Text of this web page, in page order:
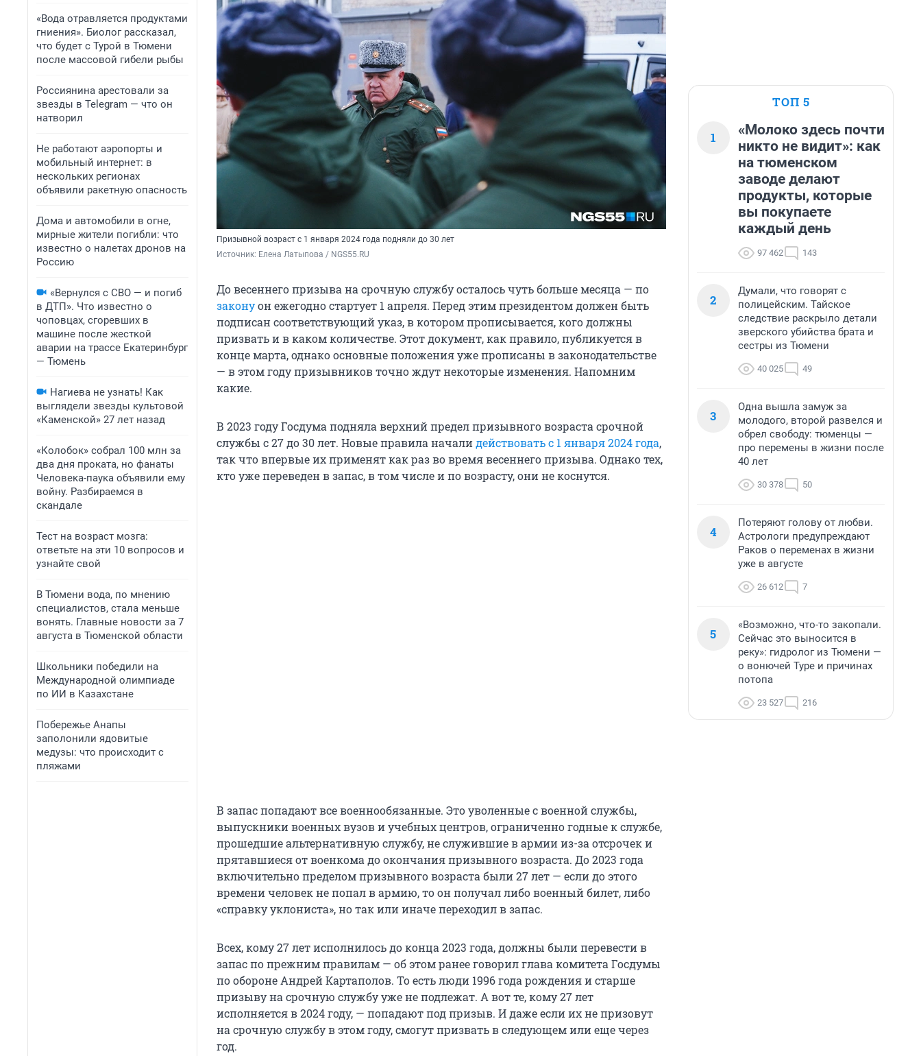
«Вода отравляется продуктами
гниения». Биолог рассказал,
что будет с Турой в Тюмени
после массовой гибели рыбы
Россиянина арестовали за
звезды в Telegram — что он
натворил
Не работают аэропорты и
мобильный интернет: в
нескольких регионах
объявили ракетную опасность
Дома и автомобили в огне,
мирные жители погибли: что
известно о налетах дронов на
Россию
«Вернулся с СВО — и погиб
в ДТП». Что известно о
чоповцах, сгоревших в
машине после жесткой
аварии на трассе Екатеринбург
— Тюмень
Нагиева не узнать! Как
выглядели звезды культовой
«Каменской» 27 лет назад
«Колобок» собрал 100 млн за
два дня проката, но фанаты
Человека-паука объявили ему
войну. Разбираемся в
скандале
Тест на возраст мозга:
ответьте на эти 10 вопросов и
узнайте свой
В Тюмени вода, по мнению
специалистов, стала меньше
вонять. Главные новости за 7
августа в Тюменской области
Школьники победили на
Международной олимпиаде
по ИИ в Казахстане
Побережье Анапы
заполонили ядовитые
медузы: что происходит с
пляжами
Призывной возраст с 1 января 2024 года подняли до 30 лет
Источник: Елена Латыпова / NGS55.RU
До весеннего призыва на срочную службу осталось чуть больше месяца — по
законуон ежегодно стартует 1 апреля. Перед этим президентом должен быть
подписан соответствующий указ, в котором прописывается, кого должны
призвать и в каком количестве. Этот документ, как правило, публикуется в
конце марта, однако основные положения уже прописаны в законодательстве
— в этом году призывников точно ждут некоторые изменения. Напомним
какие.
В 2023 году Госдума подняла верхний предел призывного возраста срочной
службы с 27 до 30 лет. Новые правила началидействовать с 1 января 2024 года,
так что впервые их применят как раз во время весеннего призыва. Однако тех,
кто уже переведен в запас, в том числе и по возрасту, они не коснутся.
В запас попадают все военнообязанные. Это уволенные с военной службы,
выпускники военных вузов и учебных центров, ограниченно годные к службе,
прошедшие альтернативную службу, не служившие в армии из-за отсрочек и
прятавшиеся от военкома до окончания призывного возраста. До 2023 года
включительно пределом призывного возраста были 27 лет — если до этого
времени человек не попал в армию, то он получал либо военный билет, либо
«справку уклониста», но так или иначе переходил в запас.
Всех, кому 27 лет исполнилось до конца 2023 года, должны были перевести в
запас по прежним правилам — об этом ранее говорил глава комитета Госдумы
по обороне Андрей Картаполов. То есть люди 1996 года рождения и старше
призыву на срочную службу уже не подлежат. А вот те, кому 27 лет
исполняется в 2024 году, — попадают под призыв. И даже если их не призовут
на срочную службу в этом году, смогут призвать в следующем или еще через
год.
ТОП 5
1
«Молоко здесь почти
никто не видит»: как
на тюменском
заводе делают
продукты, которые
вы покупаете
каждый день
97 462 143
2
Думали, что говорят с
полицейским. Тайское
следствие раскрыло детали
зверского убийства брата и
сестры из Тюмени
40 025 49
3
Одна вышла замуж за
молодого, второй развелся и
обрел свободу: тюменцы —
про перемены в жизни после
40 лет
30 378 50
4
Потеряют голову от любви.
Астрологи предупреждают
Раков о переменах в жизни
уже в августе
26 612 7
5
«Возможно, что-то закопали.
Сейчас это выносится в
реку»: гидролог из Тюмени —
о вонючей Туре и причинах
потопа
23 527 216